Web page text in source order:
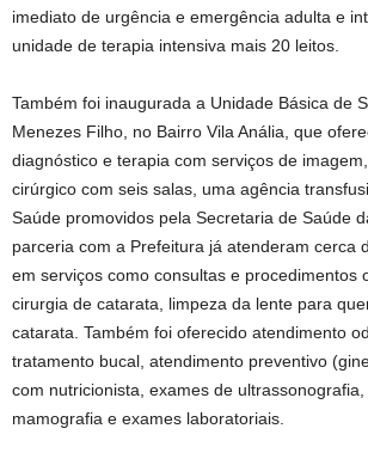
imediato de urgência e emergência adulta e
unidade de terapia intensiva mais 20 leitos.
Também foi inaugurada a Unidade Básica de
Menezes Filho, no Bairro Vila Anália, que
diagnóstico e terapia com serviços de
cirúrgico com seis salas, uma agência
Saúde promovidos pela Secretaria de Saúde
parceria com a Prefeitura já atenderam cerca
em serviços como consultas e procedimentos
cirurgia de catarata, limpeza da lente para
catarata. Também foi oferecido atendimento
tratamento bucal, atendimento preventivo
com nutricionista, exames de
mamografia e exames laboratoriais.